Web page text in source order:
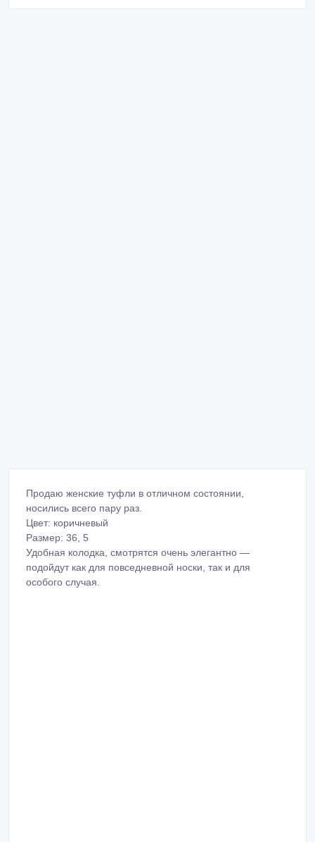
Продаю женские туфли в отличном состоянии,
носились всего пару раз.
Цвет: коричневый
Размер: 36, 5
Удобная колодка, смотрятся очень элегантно —
подойдут как для повседневной носки, так и для
особого случая.